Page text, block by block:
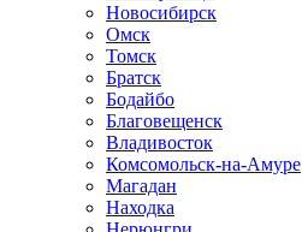
Новосибирск
Омск
Томск
Братск
Бодайбо
Благовещенск
Владивосток
Комсомольск-на-Амуре
Магадан
Находка